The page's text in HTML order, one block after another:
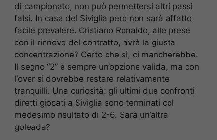
di campionato, non può permettersi altri passi
falsi. In casa del Siviglia però non sarà affatto
facile prevalere. Cristiano Ronaldo, alle prese
con il rinnovo del contratto, avrà la giusta
concentrazione? Certo che sì, ci mancherebbe.
Il segno “2” è sempre un’opzione valida, ma con
l‘over si dovrebbe restare relativamente
tranquilli. Una curiosità: gli ultimi due confronti
diretti giocati a Siviglia sono terminati col
medesimo risultato di 2-6. Sarà un’altra
goleada?